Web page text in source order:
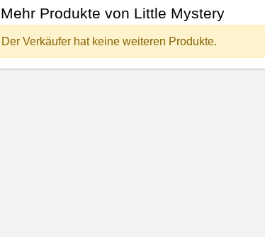
Mehr Produkte von Little Mystery
Der Verkäufer hat keine weiteren Produkte.